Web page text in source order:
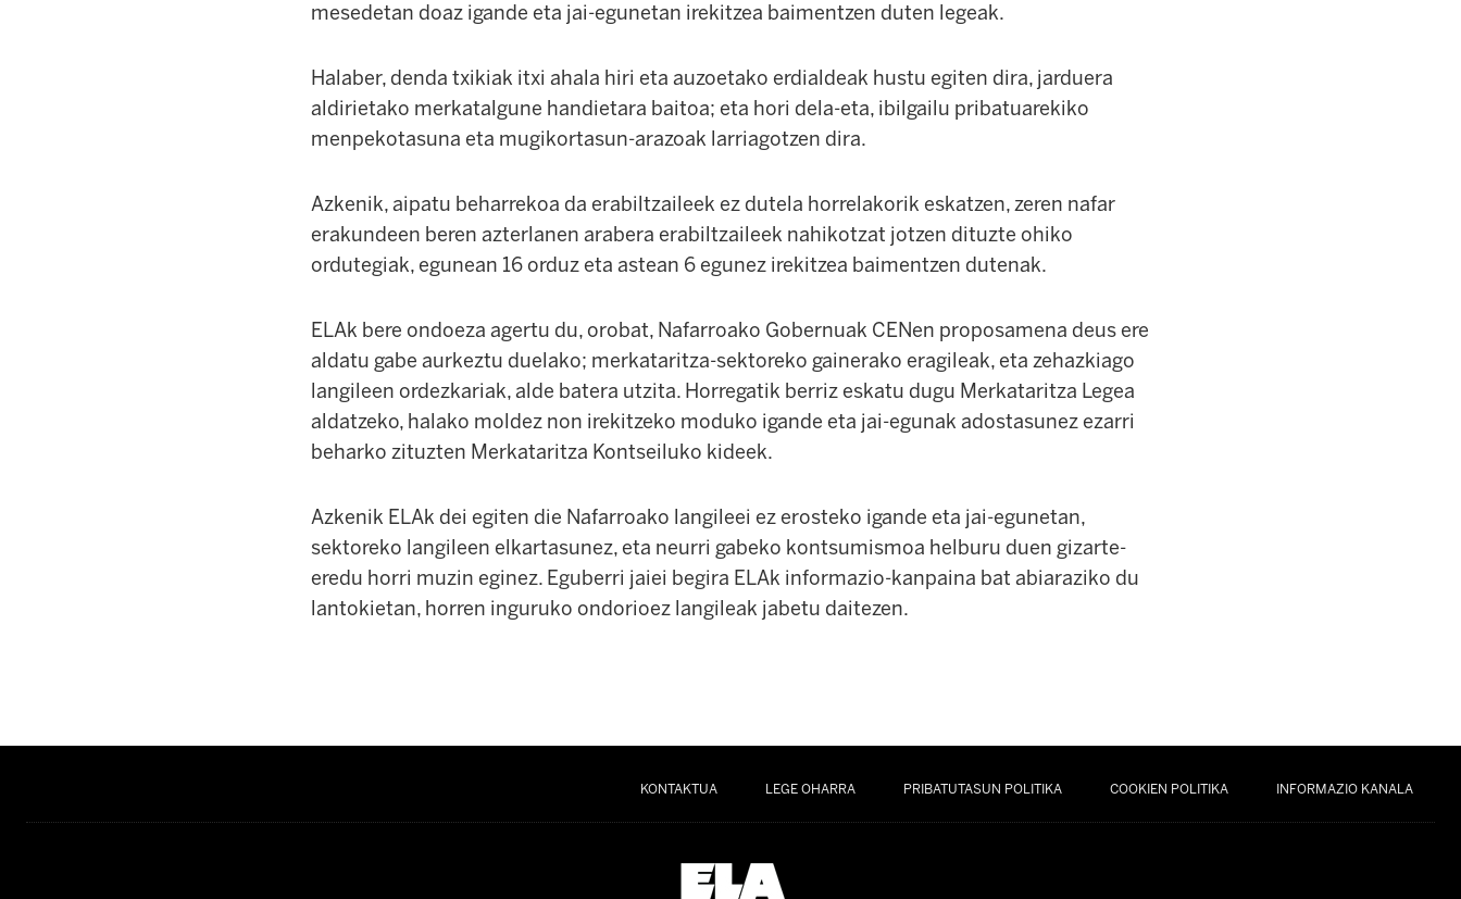
mesedetan doaz igande eta jai-egunetan irekitzea baimentzen duten legeak.
Halaber, denda txikiak itxi ahala hiri eta auzoetako erdialdeak hustu egiten dira, jarduera
aldirietako merkatalgune handietara baitoa; eta hori dela-eta, ibilgailu pribatuarekiko
menpekotasuna eta mugikortasun-arazoak larriagotzen dira.
Azkenik, aipatu beharrekoa da erabiltzaileek ez dutela horrelakorik eskatzen, zeren nafar
erakundeen beren azterlanen arabera erabiltzaileek nahikotzat jotzen dituzte ohiko
ordutegiak, egunean 16 orduz eta astean 6 egunez irekitzea baimentzen dutenak.
ELAk bere ondoeza agertu du, orobat, Nafarroako Gobernuak CENen proposamena deus ere
aldatu gabe aurkeztu duelako; merkataritza-sektoreko gainerako eragileak, eta zehazkiago
langileen ordezkariak, alde batera utzita. Horregatik berriz eskatu dugu Merkataritza Legea
aldatzeko, halako moldez non irekitzeko moduko igande eta jai-egunak adostasunez ezarri
beharko zituzten Merkataritza Kontseiluko kideek.
Azkenik ELAk dei egiten die Nafarroako langileei ez erosteko igande eta jai-egunetan,
sektoreko langileen elkartasunez, eta neurri gabeko kontsumismoa helburu duen gizarte-
eredu horri muzin eginez. Eguberri jaiei begira ELAk informazio-kanpaina bat abiaraziko du
lantokietan, horren inguruko ondorioez langileak jabetu daitezen.
KONTAKTUA LEGE OHARRA PRIBATUTASUN POLITIKA COOKIEN POLITIKA INFORMAZIO KANALA